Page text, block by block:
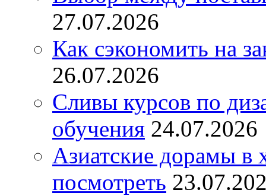
27.07.2026
Как сэкономить на
26.07.2026
Сливы курсов по
обучения 24.07.2026
Азиатские дорамы в
посмотреть